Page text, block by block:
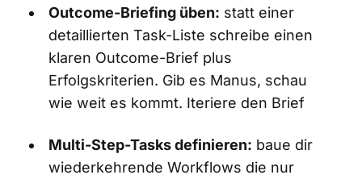
Outcome-Briefing üben: statt einer
detaillierten Task-Liste schreibe einen
klaren Outcome-Brief plus
Erfolgskriterien. Gib es Manus, schau
wie weit es kommt. Iteriere den Brief
Multi-Step-Tasks definieren: baue dir
wiederkehrende Workflows die nur